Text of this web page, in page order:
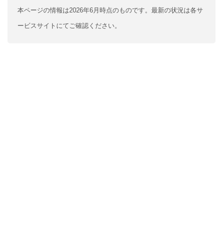
本ページの情報は2026年6月時点のものです。最新の状況は各サ
ービスサイトにてご確認ください。